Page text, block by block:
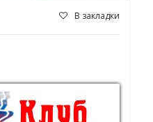
В закладки